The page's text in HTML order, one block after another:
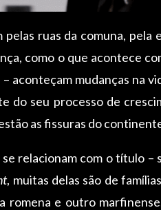
ruas da comuna,
como o que acontece
aconteçam mudanças na
seu processo de
as fissuras do
se relacionam com o título –
, muitas delas são de
romena e outro